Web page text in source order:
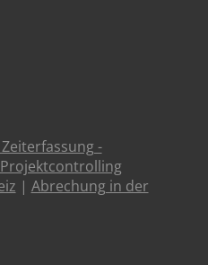
-
Projektcontrolling
| Abrechung in der